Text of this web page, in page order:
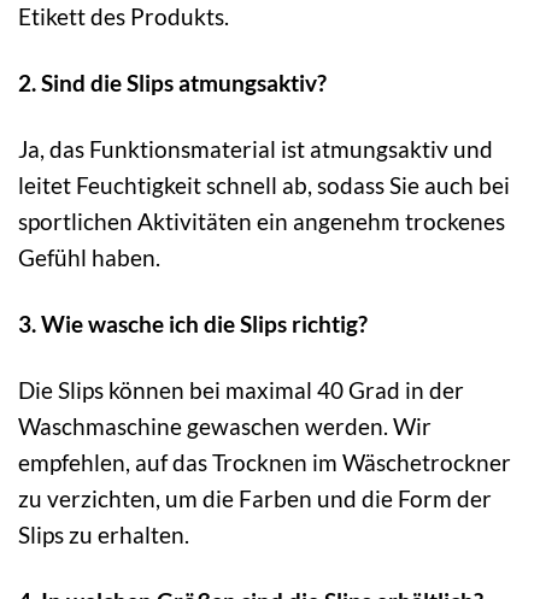
Etikett des Produkts.
2. Sind die Slips atmungsaktiv?
Ja, das Funktionsmaterial ist atmungsaktiv und
leitet Feuchtigkeit schnell ab, sodass Sie auch bei
sportlichen Aktivitäten ein angenehm trockenes
Gefühl haben.
3. Wie wasche ich die Slips richtig?
Die Slips können bei maximal 40 Grad in der
Waschmaschine gewaschen werden. Wir
empfehlen, auf das Trocknen im Wäschetrockner
zu verzichten, um die Farben und die Form der
Slips zu erhalten.